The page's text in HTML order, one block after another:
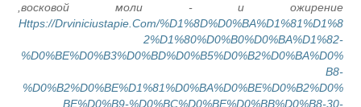
восковой моли - и ожирение,
Https://Drviniciustapie.Com/%D1%8D%D0%BA%D1%81%D1%8
2%D1%80%D0%B0%D0%BA%D1%82-
%D0%BE%D0%B3%D0%BD%D0%B5%D0%B2%D0%BA%D0%
B8-
%D0%B2%D0%BE%D1%81%D0%BA%D0%BE%D0%B2%D0%
BE%D0%B9-%D0%BC%D0%BE%D0%BB%D0%B8-30-